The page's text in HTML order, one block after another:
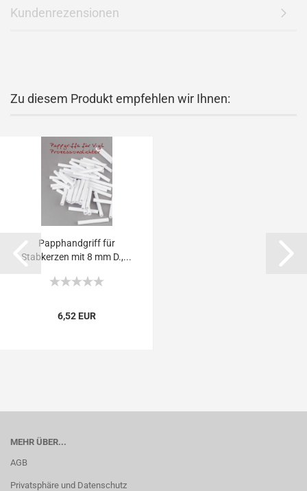
Kundenrezensionen
Zu diesem Produkt empfehlen wir Ihnen:
Papphandgriff für
Stabkerzen mit 8 mm D.,...
6,52 EUR
MEHR ÜBER...
AGB
Privatsphäre und Datenschutz